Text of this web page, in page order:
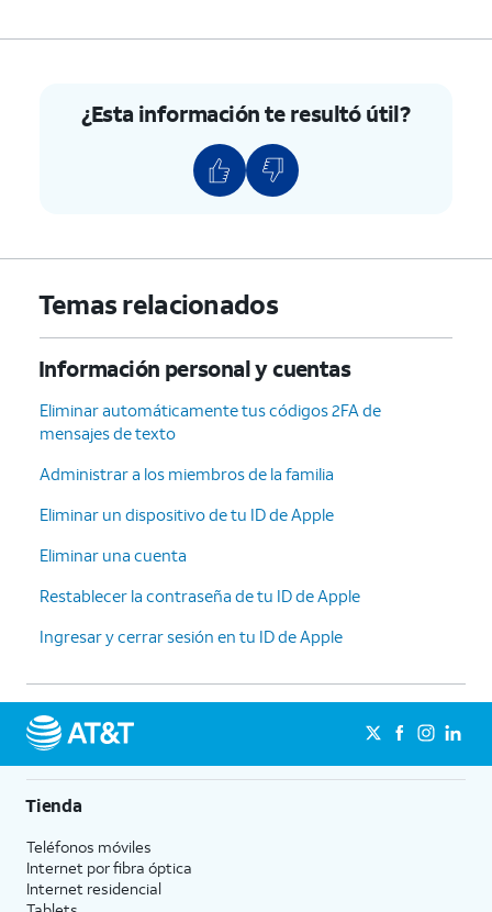
¿Esta información te resultó útil?
Temas relacionados
Información personal y cuentas
Eliminar automáticamente tus códigos 2FA de
mensajes de texto
Administrar a los miembros de la familia
Eliminar un dispositivo de tu ID de Apple
Eliminar una cuenta
Restablecer la contraseña de tu ID de Apple
Ingresar y cerrar sesión en tu ID de Apple
Tienda
Teléfonos móviles
Internet por fibra óptica
Internet residencial